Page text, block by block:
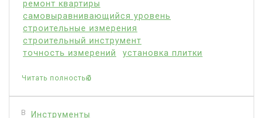
ремонт квартиры
самовыравнивающийся уровень
строительные измерения
строительный инструмент
точность измерений
установка плитки
Читать полностью
В Инструменты